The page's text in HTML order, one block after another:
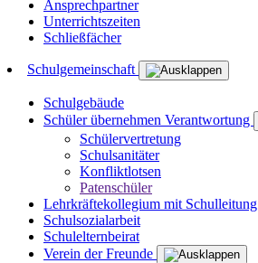
Ansprechpartner
Unterrichtszeiten
Schließfächer
Schulgemeinschaft
Schulgebäude
Schüler übernehmen Verantwortung
Schülervertretung
Schulsanitäter
Konfliktlotsen
Patenschüler
Lehrkräftekollegium mit Schulleitung
Schulsozialarbeit
Schulelternbeirat
Verein der Freunde